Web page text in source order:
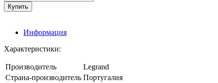
Информация
Характеристики:
Производитель
Legrand
Страна-производитель Португалия